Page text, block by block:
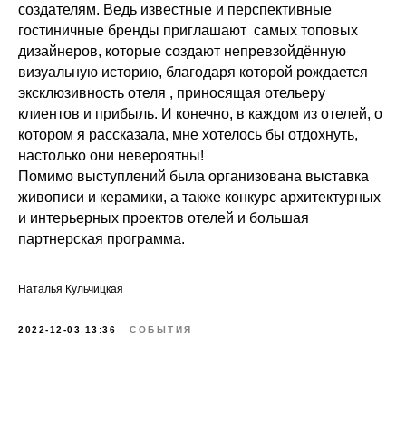
создателям. Ведь известные и перспективные
гостиничные бренды приглашают самых топовых
дизайнеров, которые создают непревзойдённую
визуальную историю, благодаря которой рождается
эксклюзивность отеля , приносящая отельеру
клиентов и прибыль. И конечно, в каждом из отелей, о
котором я рассказала, мне хотелось бы отдохнуть,
настолько они невероятны!
Помимо выступлений была организована выставка
живописи и керамики, а также конкурс архитектурных
и интерьерных проектов отелей и большая
партнерская программа.
Наталья Кульчицкая
2022-12-03 13:36 СОБЫТИЯ